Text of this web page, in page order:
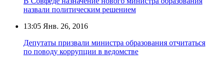
назвали политическим решением
13:05 Янв. 26, 2016
Депутаты призвали министра образования отчитаться
по поводу коррупции в ведомстве